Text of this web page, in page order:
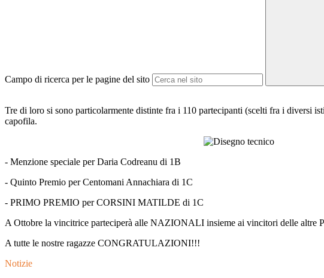
Campo di ricerca per le pagine del sito
Tre di loro si sono particolarmente distinte fra i 110 partecipanti (scelti fra i diversi
capofila.
- Menzione speciale per Daria Codreanu di 1B
- Quinto Premio per Centomani Annachiara di 1C
- PRIMO PREMIO per CORSINI MATILDE di 1C
A Ottobre la vincitrice parteciperà alle NAZIONALI insieme ai vincitori delle altre
A tutte le nostre ragazze CONGRATULAZIONI!!!
Notizie